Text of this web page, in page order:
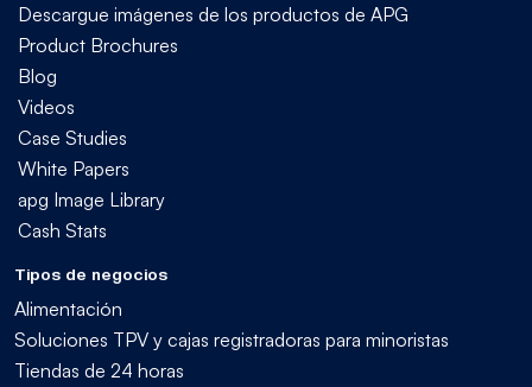
Descargue imágenes de los productos de APG
Product Brochures
Blog
Videos
Case Studies
White Papers
apg Image Library
Cash Stats
Tipos de negocios
Alimentación
Soluciones TPV y cajas registradoras para minoristas
Tiendas de 24 horas